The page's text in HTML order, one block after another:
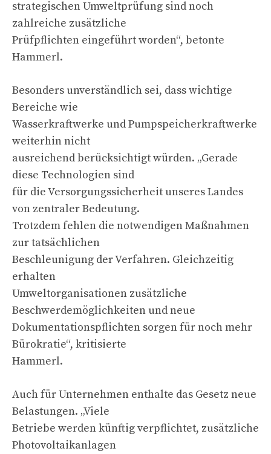
strategischen Umweltprüfung sind noch
zahlreiche zusätzliche
Prüfpflichten eingeführt worden“, betonte
Hammerl.
Besonders unverständlich sei, dass wichtige
Bereiche wie
Wasserkraftwerke und Pumpspeicherkraftwerke
weiterhin nicht
ausreichend berücksichtigt würden. „Gerade
diese Technologien sind
für die Versorgungssicherheit unseres Landes
von zentraler Bedeutung.
Trotzdem fehlen die notwendigen Maßnahmen
zur tatsächlichen
Beschleunigung der Verfahren. Gleichzeitig
erhalten
Umweltorganisationen zusätzliche
Beschwerdemöglichkeiten und neue
Dokumentationspflichten sorgen für noch mehr
Bürokratie“, kritisierte
Hammerl.
Auch für Unternehmen enthalte das Gesetz neue
Belastungen. „Viele
Betriebe werden künftig verpflichtet, zusätzliche
Photovoltaikanlagen